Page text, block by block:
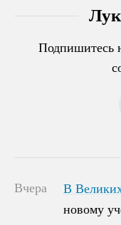
Подпишитесь
Вчера
В
новому
В
новому